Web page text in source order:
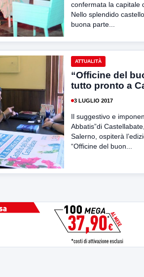
confermata la capitale
Nello splendido
buona parte...
ATTUALITÀ
“Officine del
tutto pronto a
3 LUGLIO 2017
Il suggestivo e
Abbatis”di
Salerno, ospiterà
“Officine del buon...